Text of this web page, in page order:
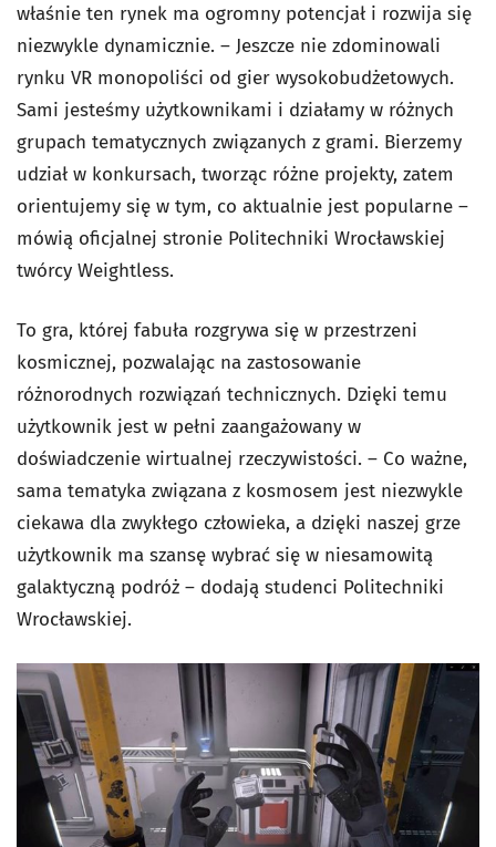
właśnie ten rynek ma ogromny potencjał i rozwija się
niezwykle dynamicznie. – Jeszcze nie zdominowali
rynku VR monopoliści od gier wysokobudżetowych.
Sami jesteśmy użytkownikami i działamy w różnych
grupach tematycznych związanych z grami. Bierzemy
udział w konkursach, tworząc różne projekty, zatem
orientujemy się w tym, co aktualnie jest popularne –
mówią oficjalnej stronie Politechniki Wrocławskiej
twórcy Weightless.
To gra, której fabuła rozgrywa się w przestrzeni
kosmicznej, pozwalając na zastosowanie
różnorodnych rozwiązań technicznych. Dzięki temu
użytkownik jest w pełni zaangażowany w
doświadczenie wirtualnej rzeczywistości. – Co ważne,
sama tematyka związana z kosmosem jest niezwykle
ciekawa dla zwykłego człowieka, a dzięki naszej grze
użytkownik ma szansę wybrać się w niesamowitą
galaktyczną podróż – dodają studenci Politechniki
Wrocławskiej.